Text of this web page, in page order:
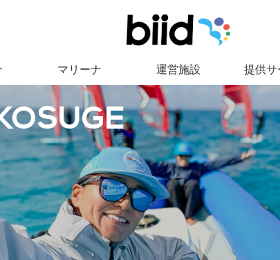
マリーナ 運営施設 提供サ